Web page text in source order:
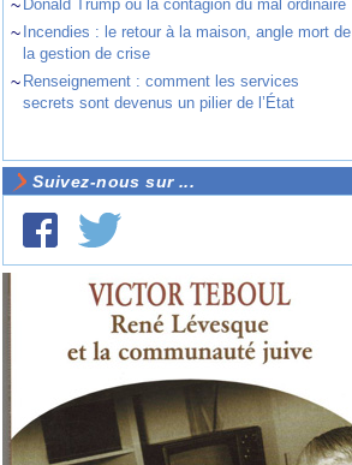
~ Donald Trump ou la contagion du mal ordinaire
~ Incendies : le retour à la maison, angle mort de
la gestion de crise
~ Renseignement : comment les services
secrets sont devenus un pilier de l’État
Suivez-nous sur ...